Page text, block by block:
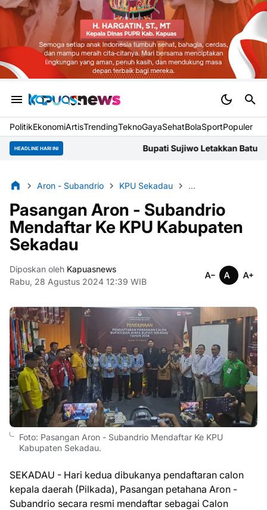
PolitikEkonomiArtisTrendingTeknoGayaSehatBolaSportPopuler
HEADLINE HARI INI Bupati Sujiwo Letakkan Batu Pertama
Aron - Subandrio KPU Sekadau Pemkab Sekadau
Pasangan Aron - Subandrio
Mendaftar Ke KPU Kabupaten
Sekadau
Diposkan oleh Kapuasnews
Rabu, 28 Agustus 2024 12:39 WIB
Foto: Pasangan Aron - Subandrio Mendaftar Ke KPU
Kabupaten Sekadau.
SEKADAU - Hari kedua dibukanya pendaftaran calon
kepala daerah (Pilkada), Pasangan petahana Aron -
Subandrio secara resmi mendaftar sebagai Calon